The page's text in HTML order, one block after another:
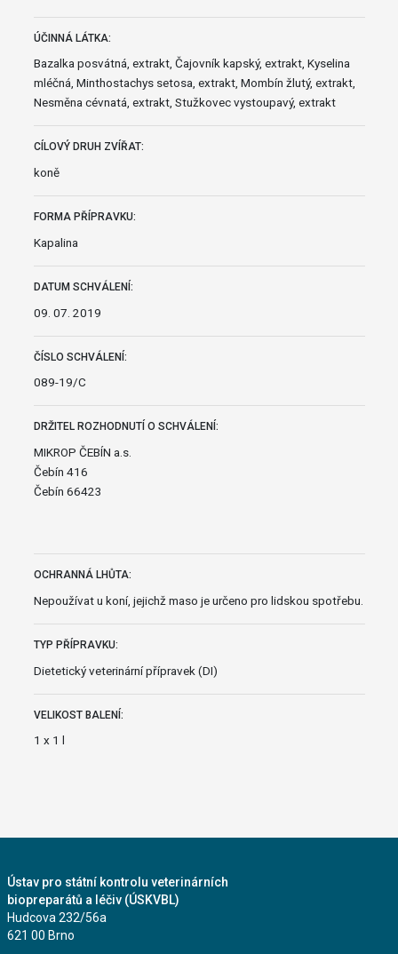
ÚČINNÁ LÁTKA:
Bazalka posvátná, extrakt, Čajovník kapský, extrakt, Kyselina
mléčná, Minthostachys setosa, extrakt, Mombín žlutý, extrakt,
Nesměna cévnatá, extrakt, Stužkovec vystoupavý, extrakt
CÍLOVÝ DRUH ZVÍŘAT:
koně
FORMA PŘÍPRAVKU:
Kapalina
DATUM SCHVÁLENÍ:
09. 07. 2019
ČÍSLO SCHVÁLENÍ:
089-19/C
DRŽITEL ROZHODNUTÍ O SCHVÁLENÍ:
MIKROP ČEBÍN a.s.
Čebín 416
Čebín 66423
OCHRANNÁ LHŮTA:
Nepoužívat u koní, jejichž maso je určeno pro lidskou spotřebu.
TYP PŘÍPRAVKU:
Dietetický veterinární přípravek (DI)
VELIKOST BALENÍ:
1 x 1 l
Ústav pro státní kontrolu veterinárních
biopreparátů a léčiv (ÚSKVBL)
Hudcova 232/56a
621 00 Brno